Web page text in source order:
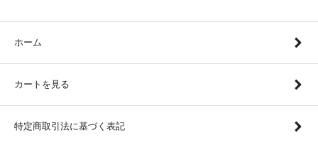
ホーム
カートを見る
特定商取引法に基づく表記